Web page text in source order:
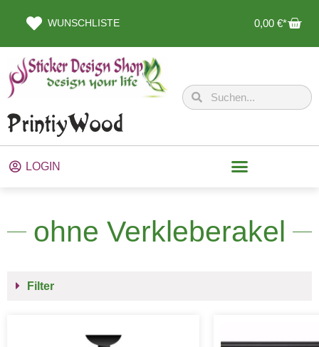
WUNSCHLISTE 0,00 €
LOGIN
ohne Verkleberakel
Filter